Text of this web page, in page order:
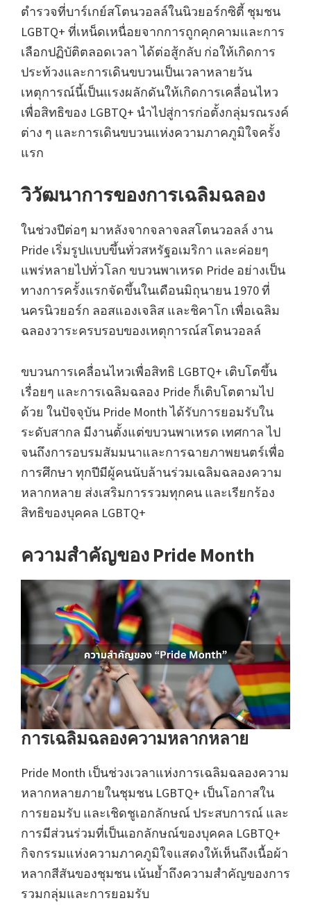
ตำรวจที่บาร์เกย์สโตนวอลล์ในนิวยอร์กซิตี้ ชุมชน
LGBTQ+ ที่เหน็ดเหนื่อยจากการถูกคุกคามและการ
เลือกปฏิบัติตลอดเวลา ได้ต่อสู้กลับ ก่อให้เกิดการ
ประท้วงและการเดินขบวนเป็นเวลาหลายวัน
เหตุการณ์นี้เป็นแรงผลักดันให้เกิดการเคลื่อนไหว
เพื่อสิทธิของ LGBTQ+ นำไปสู่การก่อตั้งกลุ่มรณรงค์
ต่าง ๆ และการเดินขบวนแห่งความภาคภูมิใจครั้ง
แรก
วิวัฒนาการของการเฉลิมฉลอง
ในช่วงปีต่อๆ มาหลังจากจลาจลสโตนวอลล์ งาน
Pride เริ่มรูปแบบขึ้นทั่วสหรัฐอเมริกา และค่อยๆ
แพร่หลายไปทั่วโลก ขบวนพาเหรด Pride อย่างเป็น
ทางการครั้งแรกจัดขึ้นในเดือนมิถุนายน 1970 ที่
นครนิวยอร์ก ลอสแองเจลิส และชิคาโก เพื่อเฉลิม
ฉลองวาระครบรอบของเหตุการณ์สโตนวอลล์
ขบวนการเคลื่อนไหวเพื่อสิทธิ LGBTQ+ เติบโตขึ้น
เรื่อยๆ และการเฉลิมฉลอง Pride ก็เติบโตตามไป
ด้วย ในปัจจุบัน Pride Month ได้รับการยอมรับใน
ระดับสากล มีงานตั้งแต่ขบวนพาเหรด เทศกาล ไป
จนถึงการอบรมสัมมนาและการฉายภาพยนตร์เพื่อ
การศึกษา ทุกปีมีผู้คนนับล้านร่วมเฉลิมฉลองความ
หลากหลาย ส่งเสริมการรวมทุกคน และเรียกร้อง
สิทธิของบุคคล LGBTQ+
ความสำคัญของ Pride Month
การเฉลิมฉลองความหลากหลาย
Pride Month เป็นช่วงเวลาแห่งการเฉลิมฉลองความ
หลากหลายภายในชุมชน LGBTQ+ เป็นโอกาสใน
การยอมรับ และเชิดชูเอกลักษณ์ ประสบการณ์ และ
การมีส่วนร่วมที่เป็นเอกลักษณ์ของบุคคล LGBTQ+
กิจกรรมแห่งความภาคภูมิใจแสดงให้เห็นถึงเนื้อผ้า
หลากสีสันของชุมชน เน้นย้ำถึงความสำคัญของการ
รวมกลุ่มและการยอมรับ